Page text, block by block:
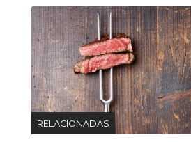
RELACIONADAS